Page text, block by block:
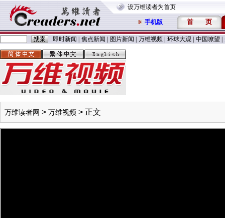
设万维读者为首页
手机版 首 页
即时新闻 焦点新闻 图片新闻 万维视频 环球大观 中国嘹望
万维读者网 > 万维视频 > 正文